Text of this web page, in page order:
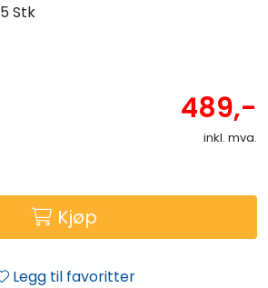
5 Stk
489,-
inkl. mva.
Kjøp
Legg til favoritter